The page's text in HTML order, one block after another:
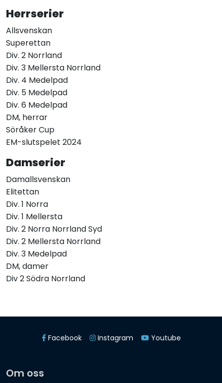
Herrserier
Allsvenskan
Superettan
Div. 2 Norrland
Div. 3 Mellersta Norrland
Div. 4 Medelpad
Div. 5 Medelpad
Div. 6 Medelpad
DM, herrar
Söråker Cup
EM-slutspelet 2024
Damserier
Damallsvenskan
Elitettan
Div. 1 Norra
Div. 1 Mellersta
Div. 2 Norra Norrland Syd
Div. 2 Mellersta Norrland
Div. 3 Medelpad
DM, damer
Div 2 Södra Norrland
Facebook Instagram Youtube
Om oss